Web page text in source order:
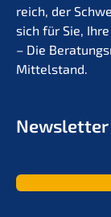
reich, der
sich für Sie,
– Die
Mittelstand.